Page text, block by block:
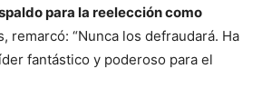
para la reelección como
remarcó: “Nunca los defraudará. Ha
fantástico y poderoso para el